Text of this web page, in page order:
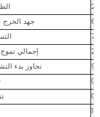
جهد الخرج
إجمالي تموج
تجاوز بدء